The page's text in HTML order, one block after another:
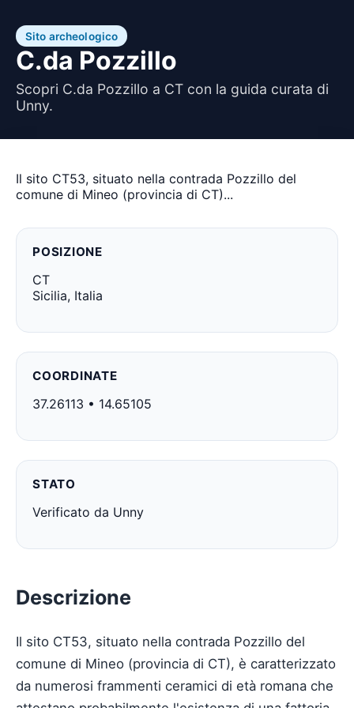
Sito archeologico
C.da Pozzillo
Scopri C.da Pozzillo a CT con la guida curata di
Unny.
Il sito CT53, situato nella contrada Pozzillo del
comune di Mineo (provincia di CT)...
POSIZIONE
CT
Sicilia, Italia
COORDINATE
37.26113 • 14.65105
STATO
Verificato da Unny
Descrizione
Il sito CT53, situato nella contrada Pozzillo del
comune di Mineo (provincia di CT), è caratterizzato
da numerosi frammenti ceramici di età romana che